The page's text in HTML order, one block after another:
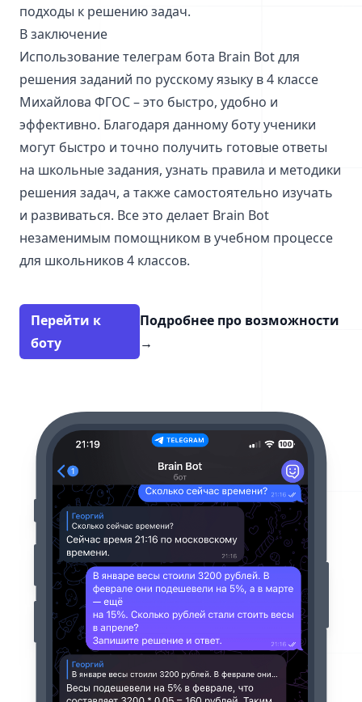
подходы к решению задач.
В заключение
Использование телеграм бота Brain Bot для
решения заданий по русскому языку в 4 классе
Михайлова ФГОС – это быстро, удобно и
эффективно. Благодаря данному боту ученики
могут быстро и точно получить готовые ответы
на школьные задания, узнать правила и методики
решения задач, а также самостоятельно изучать
и развиваться. Все это делает Brain Bot
незаменимым помощником в учебном процессе
для школьников 4 классов.
Перейти к
боту
Подробнее про возможности
→